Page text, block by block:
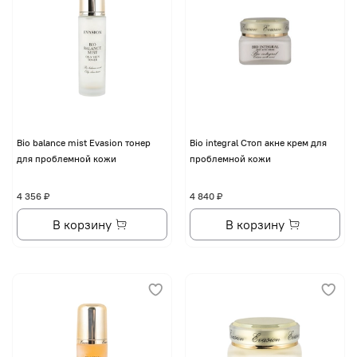
Bio balance mist Evasion тонер
для проблемной кожи
4 356 ₽
В корзину
Bio integral Стоп акне крем для
проблемной кожи
4 840 ₽
В корзину